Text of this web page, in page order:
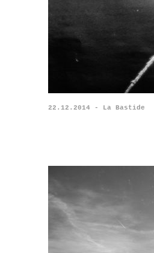
22.12.2014 - La Bastide